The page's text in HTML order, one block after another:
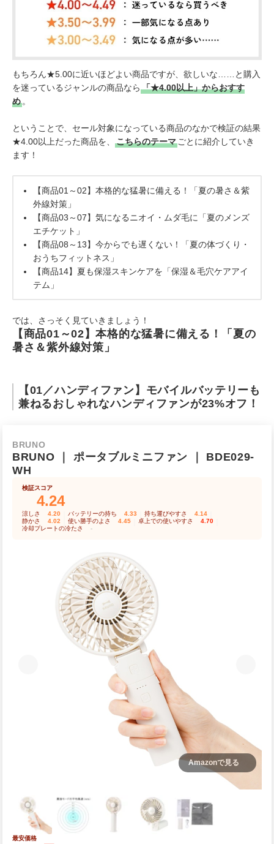
もちろん★5.00に近いほどよい商品ですが、欲しいな……と購入
を迷っているジャンルの商品なら 「★4.00以上」からおすす
め 。
ということで、セール対象になっている商品のなかで検証の結果
★4.00以上だった商品を、
こちらのテーマ ごとに紹介していき
ます！
【商品01～02】本格的な猛暑に備える！「夏の暑さ＆紫
外線対策」
【商品03～07】気になるニオイ・ムダ毛に「夏のメンズ
エチケット」
【商品08～13】今からでも遅くない！「夏の体づくり・
おうちフィットネス」
【商品14】夏も保湿スキンケアを「保湿＆毛穴ケアアイ
テム」
では、さっそく見ていきましょう！
【商品01～02】本格的な猛暑に備える！「夏の
暑さ＆紫外線対策」
【01／ハンディファン】モバイルバッテリーも
兼ねるおしゃれなハンディファンが23%オフ！
BRUNO
BRUNO ポータブルミニファン
BDE029-
WH
検証スコア
4.24
涼しさ 4.20 バッテリーの持ち 4.33 持ち運びやすさ 4.14
静かさ 4.02 使い勝手のよさ 4.45 卓上での使いやすさ 4.70
冷却プレートの冷たさ -
Amazonで見る
最安価格